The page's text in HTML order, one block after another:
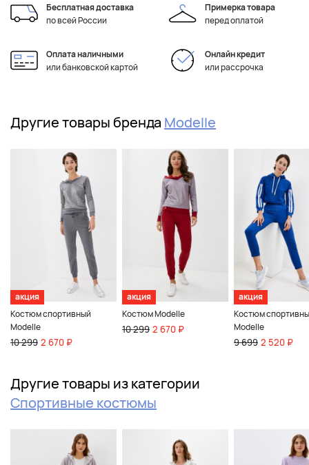
Бесплатная доставка
по всей России
Примерка товара
перед оплатой
Оплата наличными
или банковской картой
Онлайн кредит
или рассрочка
Другие товары бренда Modelle
акция
Костюм спортивный
Modelle
10 299 2 670 ₽
акция
Костюм Modelle
10 299 2 670 ₽
акция
Костюм
Modelle
9 699 2 520 ₽
Другие товары из категории
Спортивные костюмы